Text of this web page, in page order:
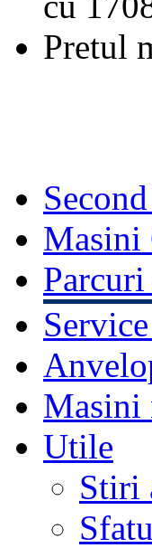
Pretul
Masini
Masini
Utile
Stiri